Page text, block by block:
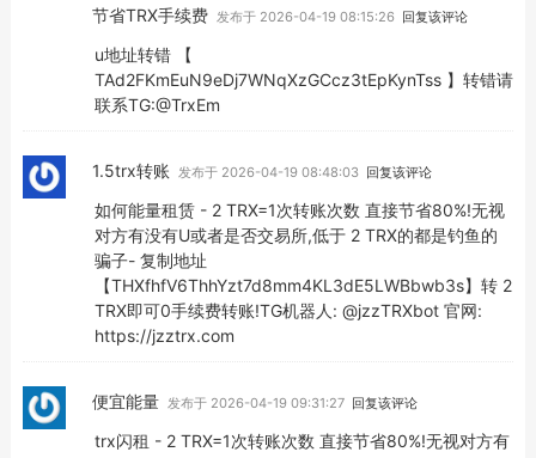
节省TRX手续费 发布于 2026-04-19 08:15:26 回复该评论
u地址转错 【
TAd2FKmEuN9eDj7WNqXzGCcz3tEpKynTss 】转错请
联系TG:@TrxEm
1.5trx转账 发布于 2026-04-19 08:48:03 回复该评论
如何能量租赁 - 2 TRX=1次转账次数 直接节省80%!无视
对方有没有U或者是否交易所,低于 2 TRX的都是钓鱼的
骗子- 复制地址
【THXfhfV6ThhYzt7d8mm4KL3dE5LWBbwb3s】转 2
TRX即可0手续费转账!TG机器人: @jzzTRXbot 官网:
https://jzztrx.com
便宜能量 发布于 2026-04-19 09:31:27 回复该评论
trx闪租 - 2 TRX=1次转账次数 直接节省80%!无视对方有